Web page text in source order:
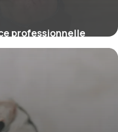
professionnelle